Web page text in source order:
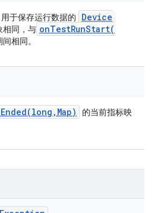
用于保存运行数据的
Device
相同，与 onTestRunStart(
间相同。
long , Map)
的当前指标映